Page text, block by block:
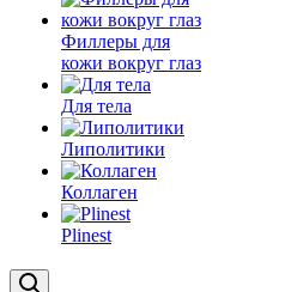
Филлеры для
кожи вокруг глаз
Для тела
Липолитики
Коллаген
Plinest